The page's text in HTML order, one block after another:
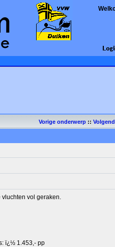
Vorige onderwerp ::
vluchten vol geraken.
ï¿½ 1.453,- pp